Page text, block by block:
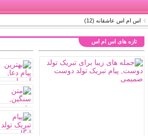
اس ام اس عاشقانه (12)
تازه های اس ام اس